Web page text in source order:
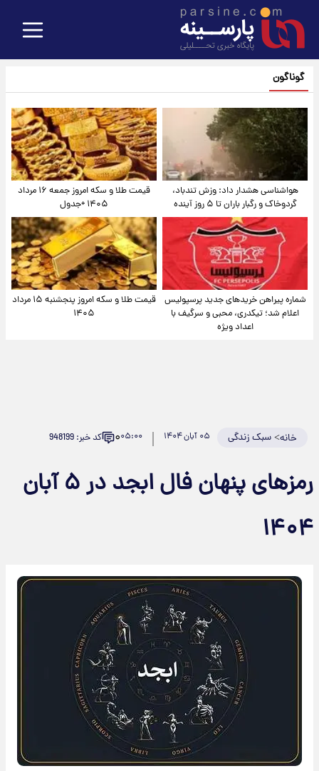
گوناگون
هواشناسی هشدار داد: وزش تندباد،
گردوخاک و رگبار باران تا ۵ روز آینده
قیمت طلا و سکه امروز جمعه ۱۶ مرداد
۱۴۰۵ +جدول
شماره پیراهن خریدهای جدید پرسپولیس
اعلام شد؛ تیکدری، محبی و سرگیف با
اعداد ویژه
قیمت طلا و سکه امروز پنجشنبه ۱۵ مرداد
۱۴۰۵
خانه>سبک زندگی ۰۵ آبان ۱۴۰۴ ۰۵:۰۰۰ کد خبر: 948199
رمزهای پنهان فال ابجد در ۵ آبان
۱۴۰۴